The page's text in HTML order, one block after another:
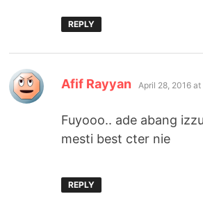
REPLY
Afif Rayyan says:
April 28, 2016 at
Fuyooo.. ade abang
mesti best cter nie
REPLY